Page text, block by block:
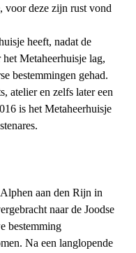
voor deze zijn rust vond
heeft, nadat de
Metaheerhuisje lag,
bestemmingen gehad.
atelier en zelfs later een
is het Metaheerhuisje
aan den Rijn in
naar de Joodse
bestemming
Na een langlopende